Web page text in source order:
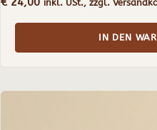
inkl. USt., zzgl.
IN DEN